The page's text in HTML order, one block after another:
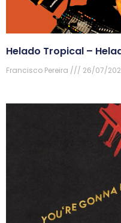
Helado Tropical –
Francisco Pereira 26/07/